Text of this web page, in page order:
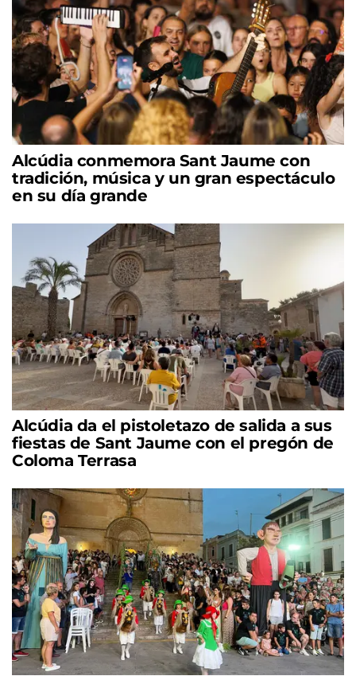
Alcúdia conmemora Sant Jaume con
tradición, música y un gran espectáculo
en su día grande
Alcúdia da el pistoletazo de salida a sus
fiestas de Sant Jaume con el pregón de
Coloma Terrasa